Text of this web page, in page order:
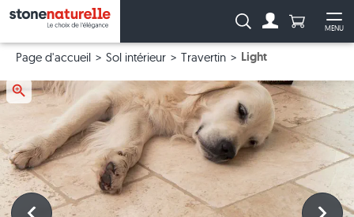
MENU
Recherche :Anzahl
Page d'accueil Sol intérieur Travertin Light